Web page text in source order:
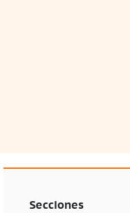
Secciones